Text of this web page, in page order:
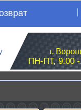
г.
ПН-ПТ, 9.00